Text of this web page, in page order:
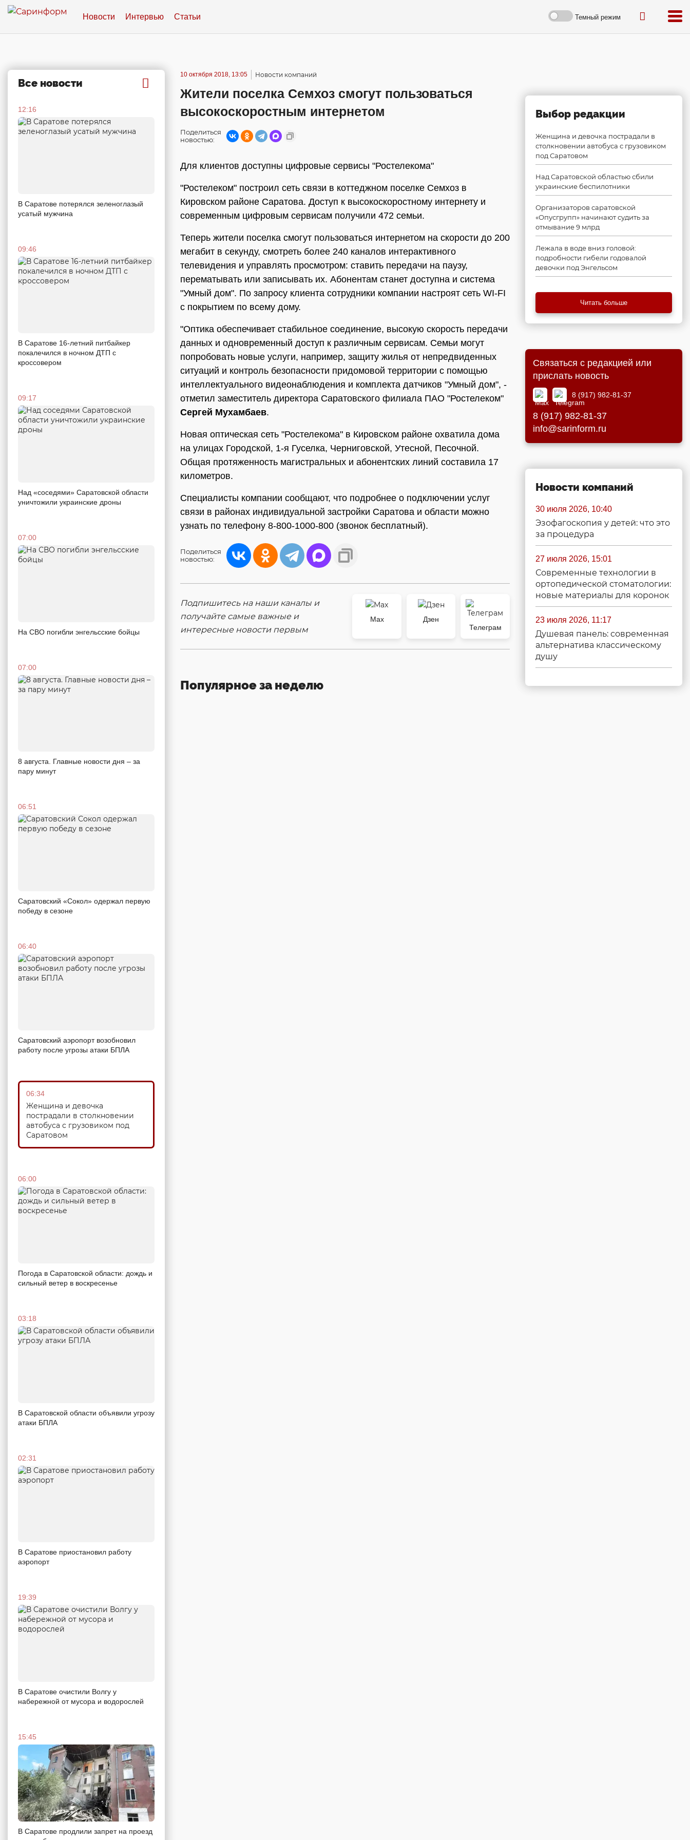
Новости Интервью Статьи Темный режим
Все новости
12:16
В Саратове потерялся зеленоглазый
усатый мужчина
09:46
В Саратове 16-летний питбайкер
покалечился в ночном ДТП с
кроссовером
09:17
Над «соседями» Саратовской области
уничтожили украинские дроны
07:00
На СВО погибли энгельсские бойцы
07:00
8 августа. Главные новости дня – за
пару минут
06:51
Саратовский «Сокол» одержал первую
победу в сезоне
06:40
Саратовский аэропорт возобновил
работу после угрозы атаки БПЛА
06:34
Женщина и девочка
пострадали в столкновении
автобуса с грузовиком под
Саратовом
06:00
Погода в Саратовской области: дождь и
сильный ветер в воскресенье
03:18
В Саратовской области объявили угрозу
атаки БПЛА
02:31
В Саратове приостановил работу
аэропорт
19:39
В Саратове очистили Волгу у
набережной от мусора и водорослей
15:45
В Саратове продлили запрет на проезд
10 октября 2018, 13:05 Новости компаний
Жители поселка Семхоз смогут пользоваться
высокоскоростным интернетом
Поделиться
новостью:
Для клиентов доступны цифровые сервисы "Ростелекома"
"Ростелеком" построил сеть связи в коттеджном поселке Семхоз в
Кировском районе Саратова. Доступ к высокоскоростному интернету и
современным цифровым сервисам получили 472 семьи.
Теперь жители поселка смогут пользоваться интернетом на скорости до 200
мегабит в секунду, смотреть более 240 каналов интерактивного
телевидения и управлять просмотром: ставить передачи на паузу,
перематывать или записывать их. Абонентам станет доступна и система
"Умный дом". По запросу клиента сотрудники компании настроят сеть WI-FI
с покрытием по всему дому.
"Оптика обеспечивает стабильное соединение, высокую скорость передачи
данных и одновременный доступ к различным сервисам. Семьи могут
попробовать новые услуги, например, защиту жилья от непредвиденных
ситуаций и контроль безопасности придомовой территории с помощью
интеллектуального видеонаблюдения и комплекта датчиков "Умный дом", -
отметил заместитель директора Саратовского филиала ПАО "Ростелеком"
Сергей Мухамбаев.
Новая оптическая сеть "Ростелекома" в Кировском районе охватила дома
на улицах Городской, 1-я Гуселка, Черниговской, Утесной, Песочной.
Общая протяженность магистральных и абонентских линий составила 17
километров.
Специалисты компании сообщают, что подробнее о подключении услуг
связи в районах индивидуальной застройки Саратова и области можно
узнать по телефону 8-800-1000-800 (звонок бесплатный).
Поделиться
новостью:
Подпишитесь на наши каналы и
получайте самые важные и
интересные новости первым
Max
Дзен
Телеграм
Популярное за неделю
Выбор редакции
Женщина и девочка пострадали в
столкновении автобуса с грузовиком
под Саратовом
Над Саратовской областью сбили
украинские беспилотники
Организаторов саратовской
«Опусгрупп» начинают судить за
отмывание 9 млрд
Лежала в воде вниз головой:
подробности гибели годовалой
девочки под Энгельсом
Читать больше
Связаться с редакцией или
прислать новость
8 (917) 982-81-37
8 (917) 982-81-37
info@sarinform.ru
Новости компаний
30 июля 2026, 10:40
Эзофагоскопия у детей: что это
за процедура
27 июля 2026, 15:01
Современные технологии в
ортопедической стоматологии:
новые материалы для коронок
23 июля 2026, 11:17
Душевая панель: современная
альтернатива классическому
душу